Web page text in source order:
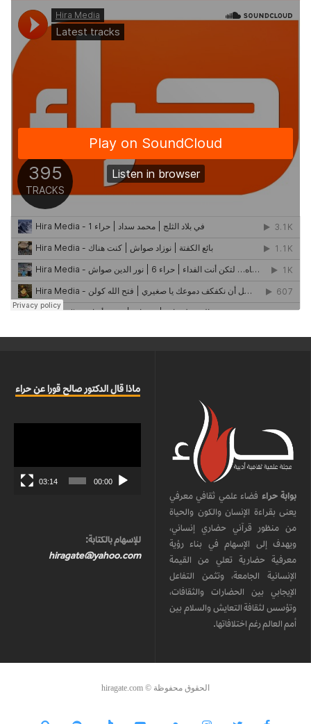
بوابة حراء فضاء علمي ثقافي معرفي
يعنى بقراءة الإنسان والكون والحياة
من منظور قرآني حضاري إنساني،
ويهدف إلى الإسهام في بناء رؤية
معرفية حضارية تعلي من القيمة
الإنسانية الجامعة، وتثمن التفاعل
الإيجابي بين الحضارات والثقافات،
وتؤسس لثقافة التعايش والسلام بين
أمم العالم رغم اختلافاتها.
ماذا قال الدكتور صالح قورا عن حراء
00:00
03:14
للإسهام بالكتابة:
hiragate@yahoo.com
الحقوق محفوظة © hiragate.com